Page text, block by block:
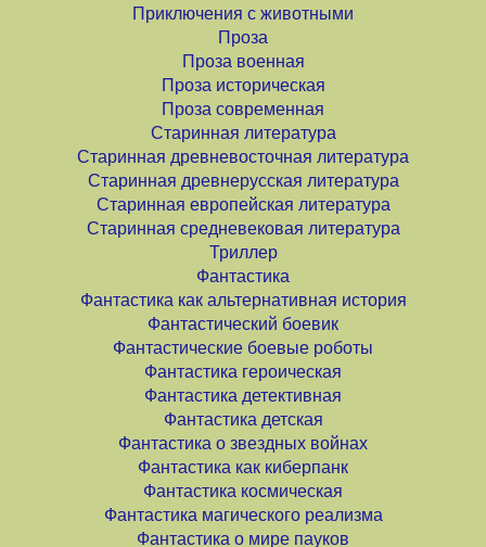
Приключения с животными
Проза
Проза военная
Проза историческая
Проза современная
Старинная литература
Старинная древневосточная литература
Старинная древнерусская литература
Старинная европейская литература
Старинная средневековая литература
Триллер
Фантастика
Фантастика как альтернативная история
Фантастический боевик
Фантастические боевые роботы
Фантастика героическая
Фантастика детективная
Фантастика детская
Фантастика о звездных войнах
Фантастика как киберпанк
Фантастика космическая
Фантастика магического реализма
Фантастика о мире пауков